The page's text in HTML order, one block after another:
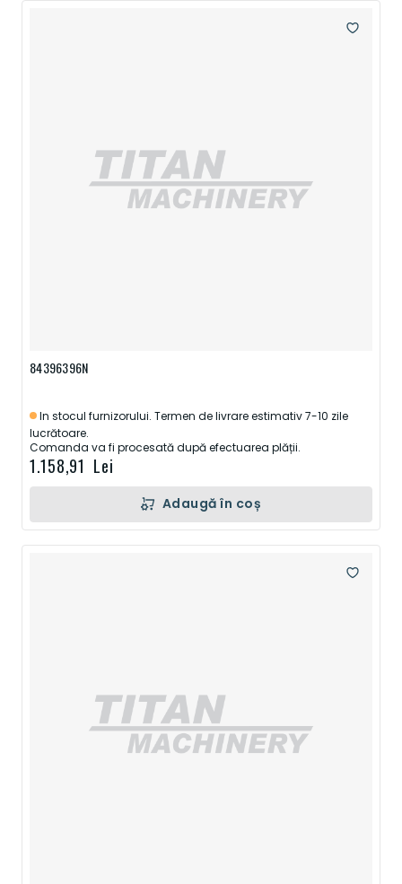
84396396N
In stocul furnizorului. Termen de livrare estimativ 7-10 zile
lucrătoare.
Comanda va fi procesată după efectuarea plății.
1.158,91 Lei
Adaugă în coș